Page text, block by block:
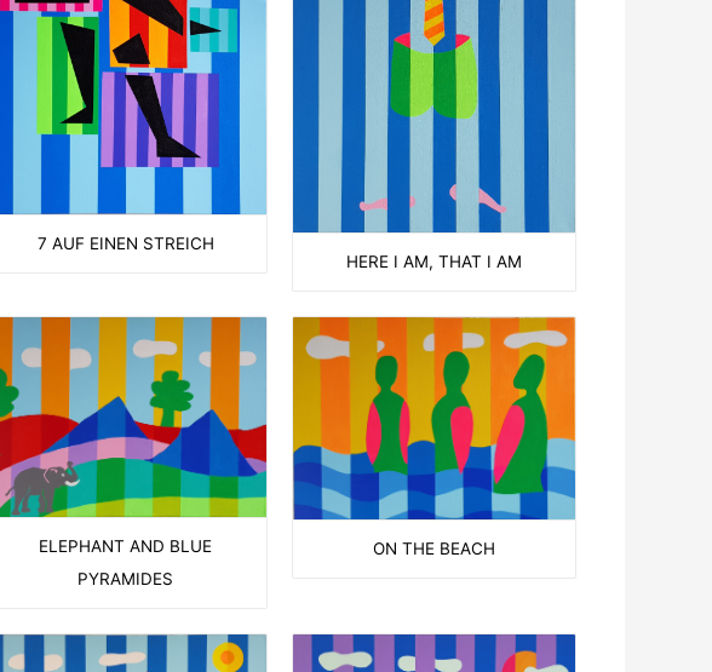
7 AUF EINEN STREICH
HERE I AM, THAT I AM
ELEPHANT AND BLUE
PYRAMIDES
ON THE BEACH